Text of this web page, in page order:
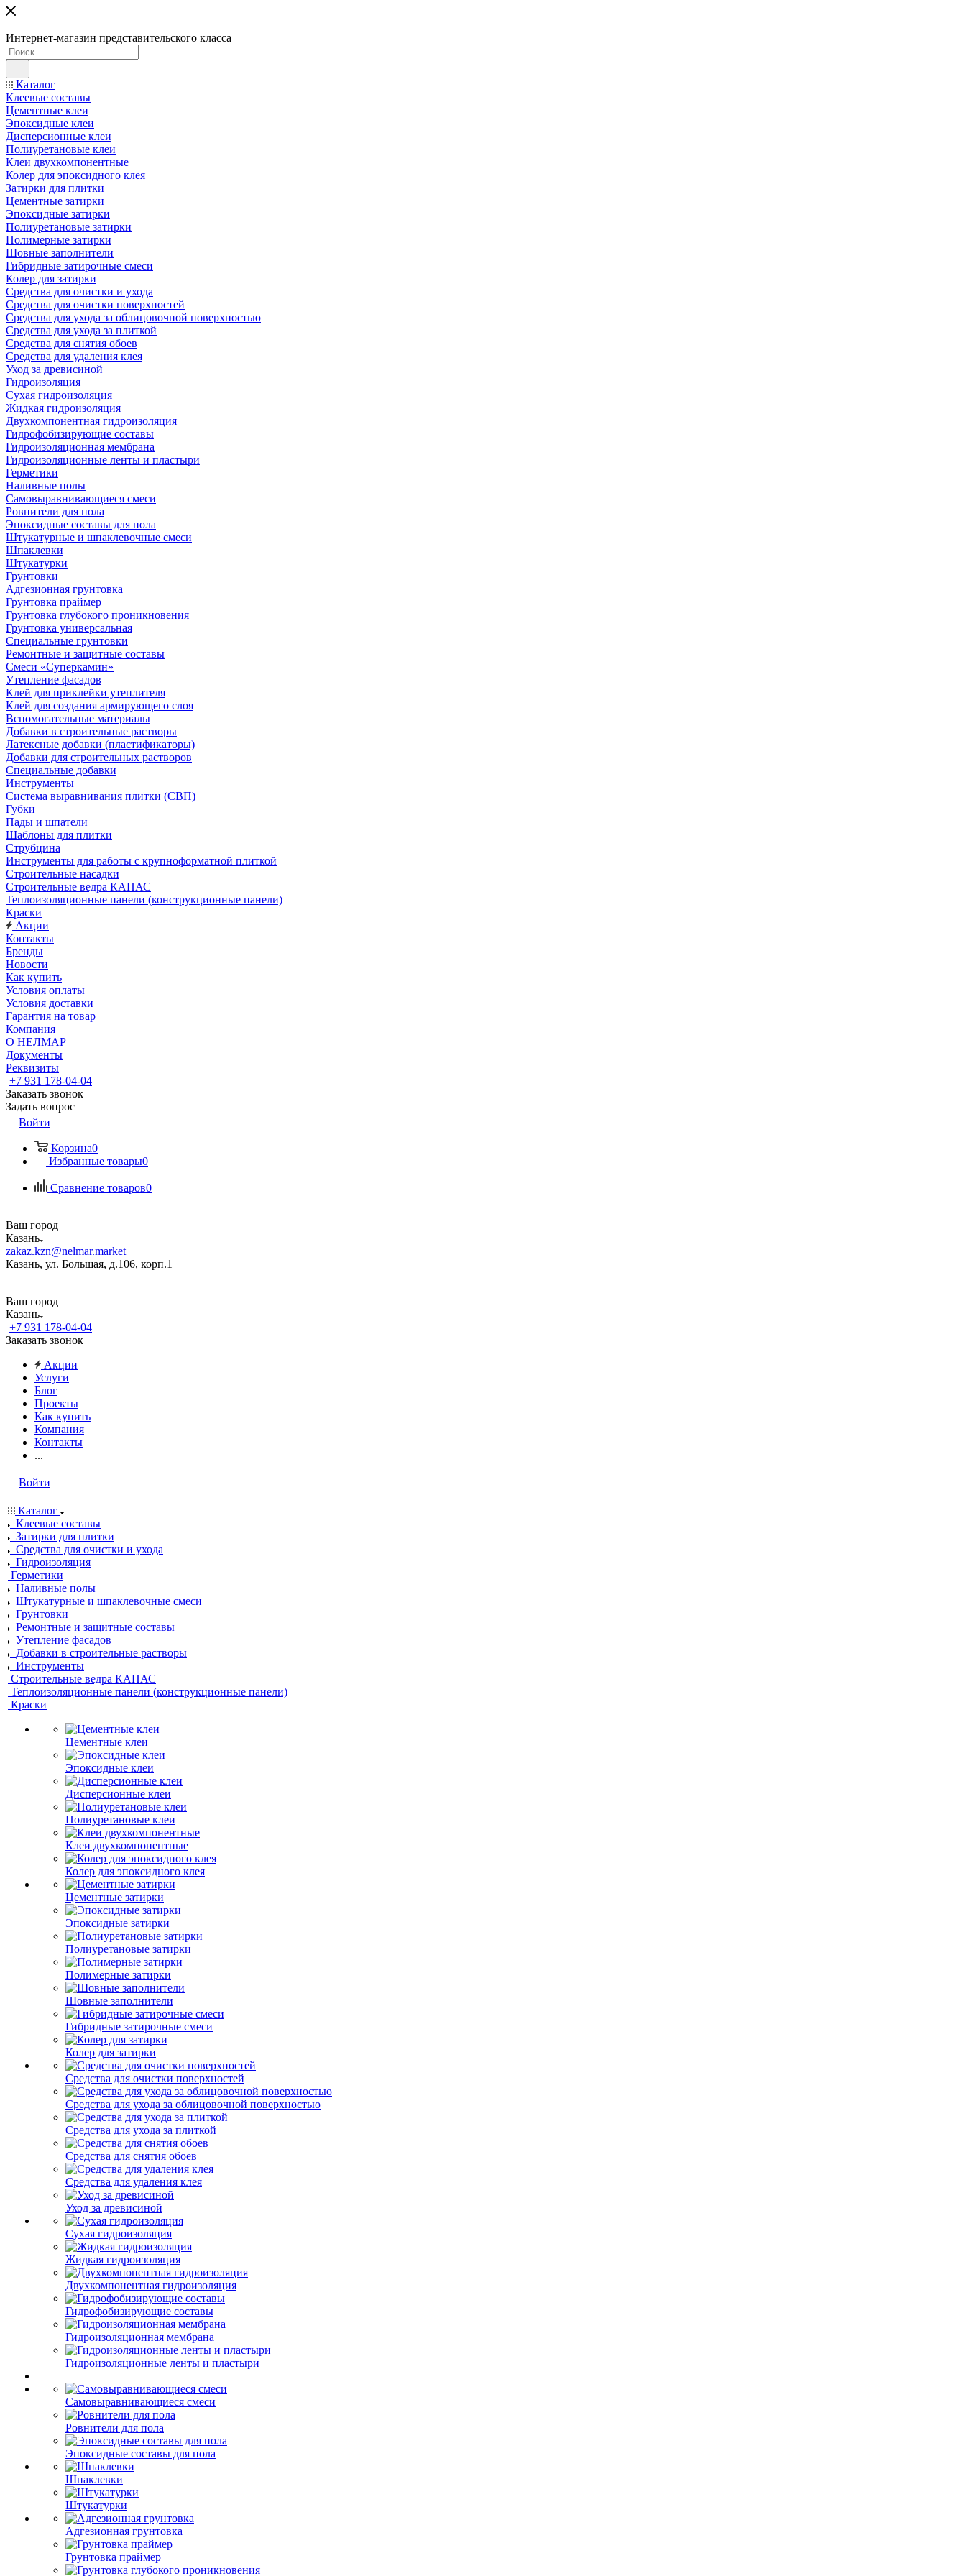
Интернет-магазин представительского класса
Каталог
Клеевые составы
Цементные клеи
Эпоксидные клеи
Дисперсионные клеи
Полиуретановые клеи
Клеи двухкомпонентные
Колер для эпоксидного клея
Затирки для плитки
Цементные затирки
Эпоксидные затирки
Полиуретановые затирки
Полимерные затирки
Шовные заполнители
Гибридные затирочные смеси
Колер для затирки
Средства для очистки и ухода
Средства для очистки поверхностей
Средства для ухода за облицовочной поверхностью
Средства для ухода за плиткой
Средства для снятия обоев
Средства для удаления клея
Уход за древисиной
Гидроизоляция
Сухая гидроизоляция
Жидкая гидроизоляция
Двухкомпонентная гидроизоляция
Гидрофобизирующие составы
Гидроизоляционная мембрана
Гидроизоляционные ленты и пластыри
Герметики
Наливные полы
Самовыравнивающиеся смеси
Ровнители для пола
Эпоксидные составы для пола
Штукатурные и шпаклевочные смеси
Шпаклевки
Штукатурки
Грунтовки
Адгезионная грунтовка
Грунтовка праймер
Грунтовка глубокого проникновения
Грунтовка универсальная
Специальные грунтовки
Ремонтные и защитные составы
Смеси «Суперкамин»
Утепление фасадов
Клей для приклейки утеплителя
Клей для создания армирующего слоя
Вспомогательные материалы
Добавки в строительные растворы
Латексные добавки (пластификаторы)
Добавки для строительных растворов
Специальные добавки
Инструменты
Система выравнивания плитки (СВП)
Губки
Пады и шпатели
Шаблоны для плитки
Струбцина
Инструменты для работы с крупноформатной плиткой
Строительные насадки
Строительные ведра КАПАС
Теплоизоляционные панели (конструкционные панели)
Краски
Акции
Контакты
Бренды
Новости
Как купить
Условия оплаты
Условия доставки
Гарантия на товар
Компания
О НЕЛМАР
Документы
Реквизиты
+7 931 178-04-04
Заказать звонок
Задать вопрос
Войти
Корзина0
Избранные товары0
Сравнение товаров0
Ваш город
Казань
zakaz.kzn@nelmar.market
Казань, ул. Большая, д.106, корп.1
Ваш город
Казань
+7 931 178-04-04
Заказать звонок
Акции
Услуги
Блог
Проекты
Как купить
Компания
Контакты
...
Войти
Каталог
Клеевые составы
Затирки для плитки
Средства для очистки и ухода
Гидроизоляция
Герметики
Наливные полы
Штукатурные и шпаклевочные смеси
Грунтовки
Ремонтные и защитные составы
Утепление фасадов
Добавки в строительные растворы
Инструменты
Строительные ведра КАПАС
Теплоизоляционные панели (конструкционные панели)
Краски
Цементные клеи
Эпоксидные клеи
Дисперсионные клеи
Полиуретановые клеи
Клеи двухкомпонентные
Колер для эпоксидного клея
Цементные затирки
Эпоксидные затирки
Полиуретановые затирки
Полимерные затирки
Шовные заполнители
Гибридные затирочные смеси
Колер для затирки
Средства для очистки поверхностей
Средства для ухода за облицовочной поверхностью
Средства для ухода за плиткой
Средства для снятия обоев
Средства для удаления клея
Уход за древисиной
Сухая гидроизоляция
Жидкая гидроизоляция
Двухкомпонентная гидроизоляция
Гидрофобизирующие составы
Гидроизоляционная мембрана
Гидроизоляционные ленты и пластыри
Самовыравнивающиеся смеси
Ровнители для пола
Эпоксидные составы для пола
Шпаклевки
Штукатурки
Адгезионная грунтовка
Грунтовка праймер